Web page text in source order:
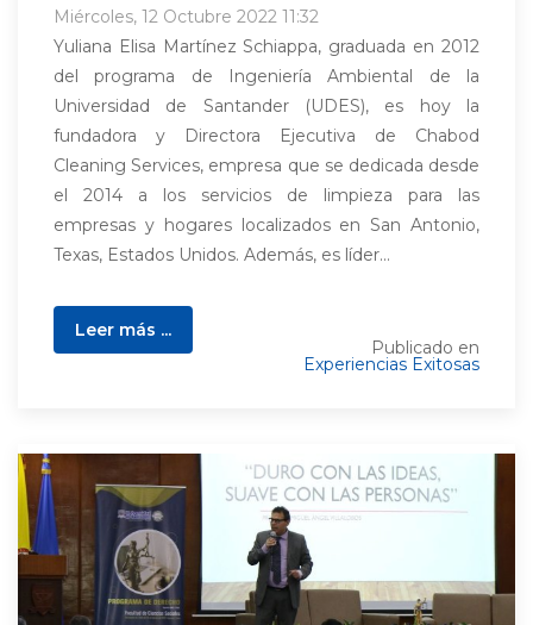
Miércoles, 12 Octubre 2022 11:32
Yuliana Elisa Martínez Schiappa, graduada en 2012
del programa de Ingeniería Ambiental de la
Universidad de Santander (UDES), es hoy la
fundadora y Directora Ejecutiva de Chabod
Cleaning Services, empresa que se dedicada desde
el 2014 a los servicios de limpieza para las
empresas y hogares localizados en San Antonio,
Texas, Estados Unidos. Además, es líder...
Leer más ...
Publicado en
Experiencias Exitosas